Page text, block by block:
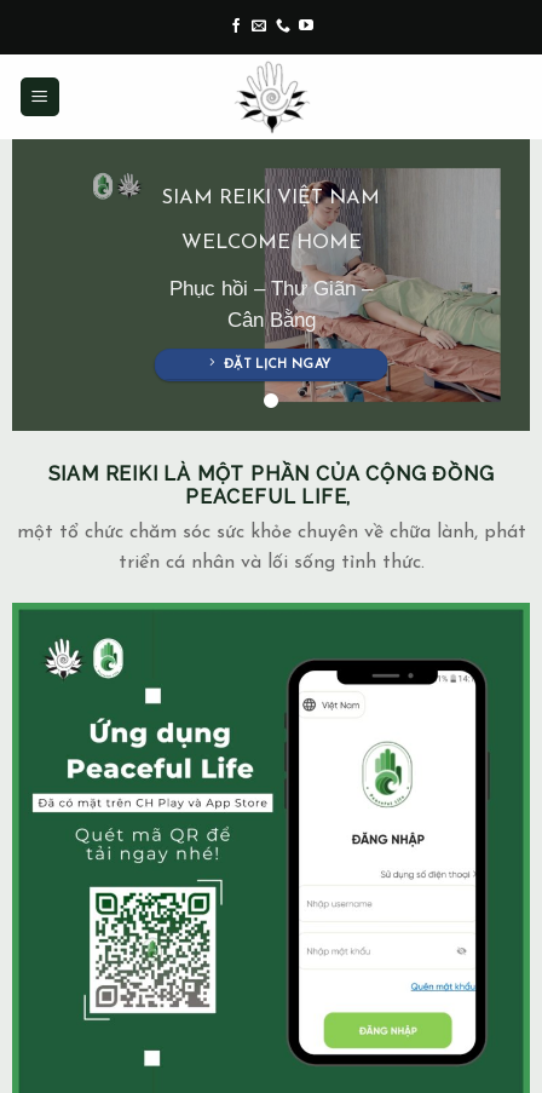
content
SIAM REIKI VIỆT NAM
WELCOME HOME
Phục hồi – Thư Giãn –
Cân Bằng
ĐẶT LỊCH NGAY
SIAM REIKI LÀ MỘT PHẦN CỦA CỘNG ĐỒNG
PEACEFUL LIFE,
một tổ chức chăm sóc sức khỏe chuyên về chữa lành, phát
triển cá nhân và lối sống tỉnh thức.